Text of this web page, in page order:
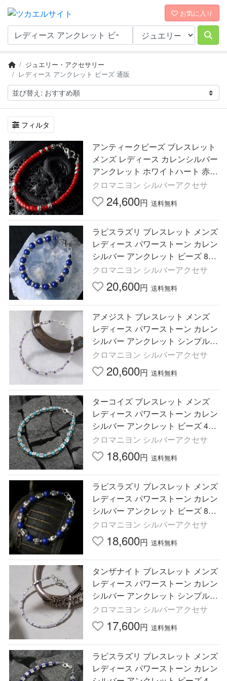
お気に入り
ジュエリー・アクセサリー
レディース アンクレット ビーズ 通販
フィルタ
アンティークビーズ ブレスレット
メンズ レディース カレンシルバー
アンクレット ホワイトハート 赤
カレン族
クロマニヨン シルバーアクセサ
24,600円 送料無料
ラピスラズリ ブレスレット メンズ
レディース パワーストーン カレン
シルバー アンクレット ビーズ 8m
m 極太 カレン族
クロマニヨン シルバーアクセサ
20,600円 送料無料
アメジスト ブレスレット メンズ
レディース パワーストーン カレン
シルバー アンクレット シンプル
シルバービーズ カレン族
クロマニヨン シルバーアクセサ
20,600円 送料無料
ターコイズ ブレスレット メンズ
レディース パワーストーン カレン
シルバー アンクレット ビーズ 4m
m 天然無染色 カレン族
クロマニヨン シルバーアクセサ
18,600円 送料無料
ラピスラズリ ブレスレット メンズ
レディース パワーストーン カレン
シルバー アンクレット ビーズ 8m
m カレン族
クロマニヨン シルバーアクセサ
18,600円 送料無料
タンザナイト ブレスレット メンズ
レディース パワーストーン カレン
シルバー アンクレット シンプル
シルバービーズ カレン族
クロマニヨン シルバーアクセサ
17,600円 送料無料
ラピスラズリ ブレスレット メンズ
レディース パワーストーン カレン